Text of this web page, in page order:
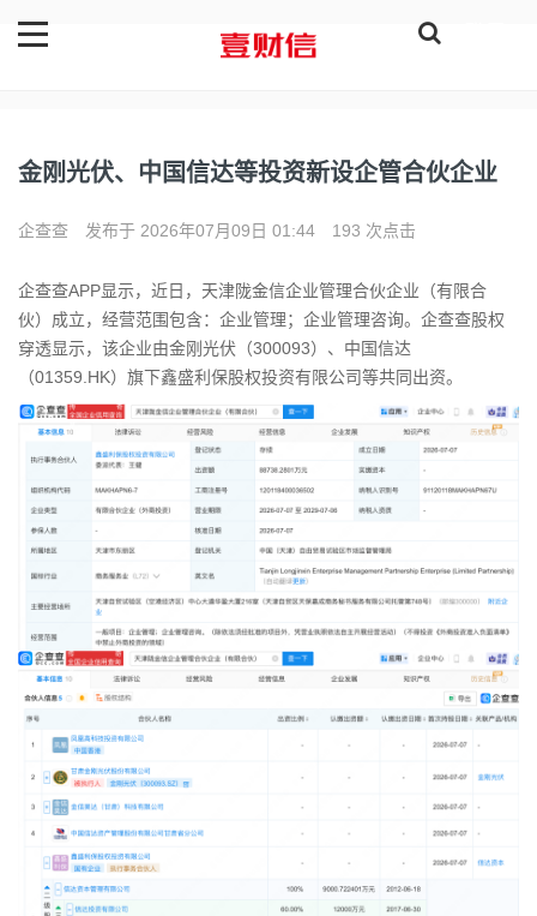
金刚光伏、中国信达等投资新设企管合伙企业
企查查 发布于 2026年07月09日 01:44 193 次点击
企查查APP显示，近日，天津陇金信企业管理合伙企业（有限合
伙）成立，经营范围包含：企业管理；企业管理咨询。企查查股权
穿透显示，该企业由金刚光伏（300093）、中国信达
（01359.HK）旗下鑫盛利保股权投资有限公司等共同出资。